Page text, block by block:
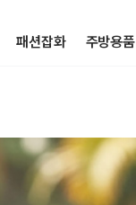
패션잡화 주방용품